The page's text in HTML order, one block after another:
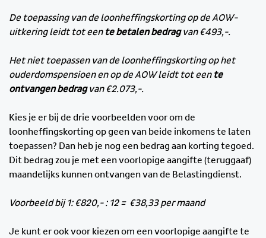
De toepassing van de loonheffingskorting op de AOW-
uitkering leidt tot een te betalen bedragvan €493,-.
Het niet toepassen van de loonheffingskorting op het
ouderdomspensioen en op de AOW leidt tot een te
ontvangen bedragvan €2.073,-.
Kies je er bij de drie voorbeelden voor om de
loonheffingskorting op geen van beide inkomens te laten
toepassen? Dan heb je nog een bedrag aan korting tegoed.
Dit bedrag zou je met een voorlopige aangifte (teruggaaf)
maandelijks kunnen ontvangen van de Belastingdienst.
Voorbeeld bij 1: €820,- : 12 = €38,33 per maand
Je kunt er ook voor kiezen om een voorlopige aangifte te